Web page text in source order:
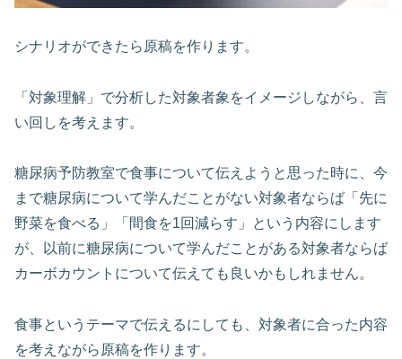
シナリオができたら原稿を作ります。
「対象理解」で分析した対象者象をイメージしながら、言
い回しを考えます。
糖尿病予防教室で食事について伝えようと思った時に、今
まで糖尿病について学んだことがない対象者ならば「先に
野菜を食べる」「間食を1回減らす」という内容にします
が、以前に糖尿病について学んだことがある対象者ならば
カーボカウントについて伝えても良いかもしれません。
食事というテーマで伝えるにしても、対象者に合った内容
を考えながら原稿を作ります。